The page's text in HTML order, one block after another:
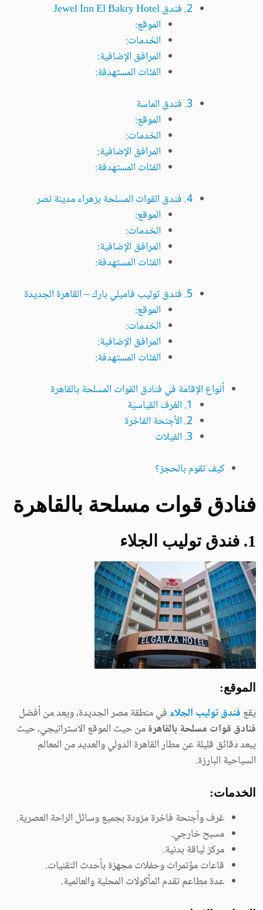
2. فندق Jewel Inn El Bakry Hotel
الموقع:
الخدمات:
المرافق الإضافية:
الفئات المستهدفة:
3. فندق الماسة
الموقع:
الخدمات:
المرافق الإضافية:
الفئات المستهدفة:
4. فندق القوات المسلحة بزهراء مدينة نصر
الموقع:
الخدمات:
المرافق الإضافية:
الفئات المستهدفة:
5. فندق توليب فاميلي بارك – القاهرة الجديدة
الموقع:
الخدمات:
المرافق الإضافية:
الفئات المستهدفة:
أنواع الإقامة في فنادق القوات المسلحة بالقاهرة
1. الغرف القياسية
2. الأجنحة الفاخرة
3. الفيلات
كيف تقوم بالحجز؟
فنادق قوات مسلحة بالقاهرة
1. فندق توليب الجلاء
الموقع:
يقع فندق توليب الجلاء في منطقة مصر الجديدة، ويعد من أفضل
فنادق قوات مسلحة بالقاهرةمن حيث الموقع الاستراتيجي، حيث
يبعد دقائق قليلة عن مطار القاهرة الدولي والعديد من المعالم
السياحية البارزة.
الخدمات:
غرف وأجنحة فاخرة مزودة بجميع وسائل الراحة العصرية.
مسبح خارجي.
مركز لياقة بدنية.
قاعات مؤتمرات وحفلات مجهزة بأحدث التقنيات.
عدة مطاعم تقدم المأكولات المحلية والعالمية.